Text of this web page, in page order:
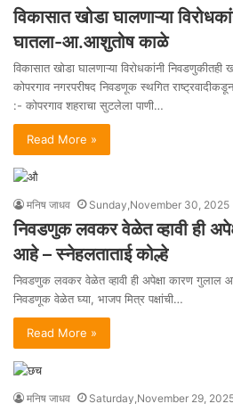
विकासात खोडा घालणाऱ्या
घातला-आ.आशुतोष काळे
विकासात खोडा घालणाऱ्या विरोधकांनी
कोपरगाव नगरपरीषद निवडणूक स्थगित राष्ट्रवादीकडून
:- कोपरगाव शहराचा सुटलेला पाणी…
Read More »
मनिष जाधव Sunday,November 30, 2025
निवडणुक लवकर वेळेत व्हावी ही
आहे – स्नेहलताताई कोल्हे
निवडणुक लवकर वेळेत व्हावी ही अपेक्षा कारण गुलाल
निवडणूक वेळेत घ्या, भाजप मित्र पक्षांची…
Read More »
मनिष जाधव Saturday,November 29,